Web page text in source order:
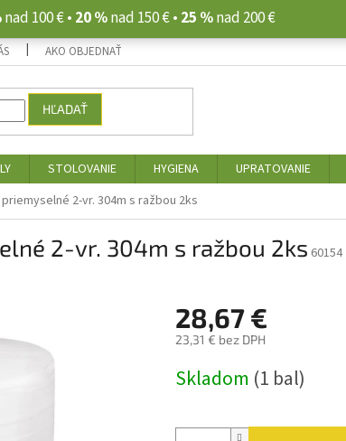
nad 100 € • 20 %nad 150 € • 25 %nad 200 €
AKO OBJEDNAŤ
HĽADAŤ
STOLOVANIE HYGIENA UPRATOVANIE
2-vr. 304m s ražbou 2ks
2-vr. 304m s ražbou 2ks 60154
28,67 €
23,31 € bez DPH
cena:
Skladom (1 bal)